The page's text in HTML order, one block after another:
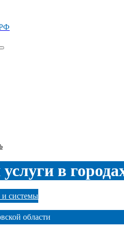
в
и системы
области